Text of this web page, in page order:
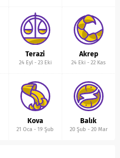
Terazi
24 Eyl- 23 Eki
Akrep
24 Eki -22 Kas
Kova
21 Oca -19 Şub
Balık
20 Şub - 20 Mar